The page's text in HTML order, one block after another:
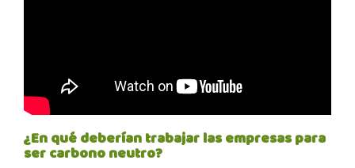
¿En qué deberían trabajar las empresas para
ser carbono neutro?